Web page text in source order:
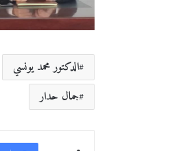
الدكتور محمد يونسي
جمال حدار